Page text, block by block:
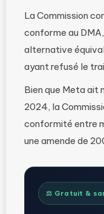
La Commission
conforme au
alternative
ayant refusé le
Bien que Meta ait
2024, la
conformité entre
une amende de
⚖️ Gratuit &